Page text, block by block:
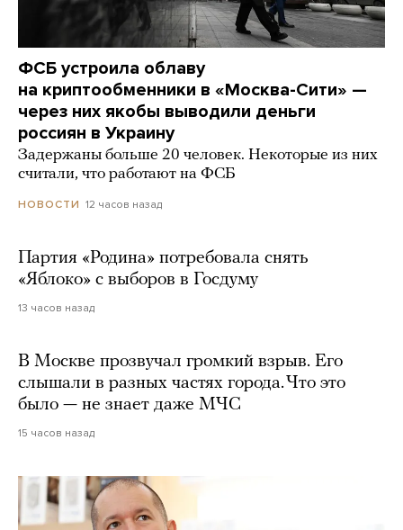
ФСБ устроила облаву
на криптообменники в «Москва-Сити» —
через них якобы выводили деньги
россиян в Украину
Задержаны больше 20 человек. Некоторые из них
считали, что работают на ФСБ
НОВОСТИ 12 часов назад
Партия «Родина» потребовала снять
«Яблоко» с выборов в Госдуму
13 часов назад
В Москве прозвучал громкий взрыв. Его
слышали в разных частях города. Что это
было — не знает даже МЧС
15 часов назад